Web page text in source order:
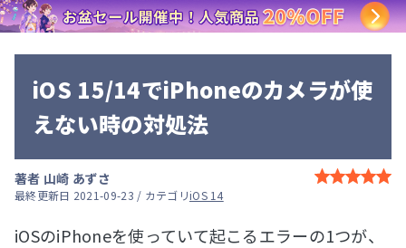
iOS 15/14でiPhoneのカメラが使
えない時の対処法
著者 山崎 あずさ
最終更新日 2021-09-23 / カテゴリiOS 14
iOSのiPhoneを使っていて起こるエラーの1つが、